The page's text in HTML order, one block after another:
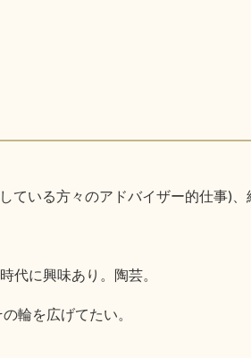
いる方々のアドバイザー的仕事)
代に興味あり。陶芸。
輪を広げてたい。